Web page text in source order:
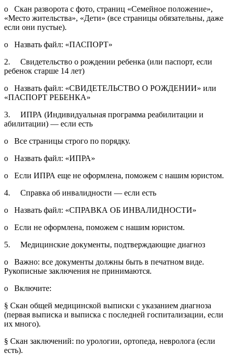
o Скан разворота с фото, страниц «Семейное положение»,
«Место жительства», «Дети» (все страницы обязательны, даже
если они пустые).
o Назвать файл: «ПАСПОРТ»
2. Свидетельство о рождении ребенка (или паспорт, если
ребенок старше 14 лет)
o Назвать файл: «СВИДЕТЕЛЬСТВО О РОЖДЕНИИ» или
«ПАСПОРТ РЕБЕНКА»
3. ИПРА (Индивидуальная программа реабилитации и
абилитации) — если есть
o Все страницы строго по порядку.
o Назвать файл: «ИПРА»
o Если ИПРА еще не оформлена, поможем с нашим юристом.
4. Справка об инвалидности — если есть
o Назвать файл: «СПРАВКА ОБ ИНВАЛИДНОСТИ»
o Если не оформлена, поможем с нашим юристом.
5. Медицинские документы, подтверждающие диагноз
o Важно: все документы должны быть в печатном виде.
Рукописные заключения не принимаются.
o Включите:
§ Скан общей медицинской выписки с указанием диагноза
(первая выписка и выписка с последней госпитализации, если
их много).
§ Скан заключений: по урологии, ортопеда, невролога (если
есть).